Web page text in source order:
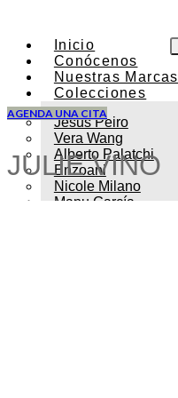
Inicio
Conócenos
Nuestras Marcas
Colecciones
Jesus Peiro
Vera Wang
Alberto Palatchi
Enzoani
Nicole Milano
Manu García
AGENDA UNA CITA
JULIE VINO